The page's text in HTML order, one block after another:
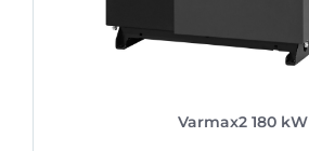
Varmax2 180 kW